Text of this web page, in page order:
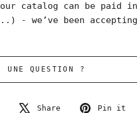
catalog can be paid
- we’ve been
UNE QUESTION ?
Share
Share
Tweet
Pin it